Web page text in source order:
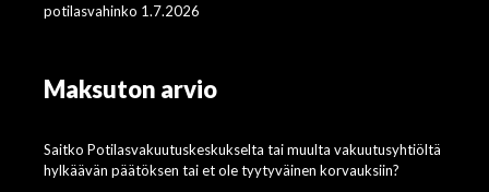
potilasvahinko 1.7.2026
Maksuton arvio
Saitko Potilasvakuutuskeskukselta tai muulta vakuutusyhtiöltä
hylkäävän päätöksen tai et ole tyytyväinen korvauksiin?